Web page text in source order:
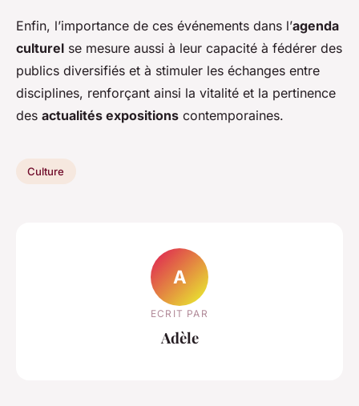
Enfin, l’importance de ces événements dans l’agenda
culturel se mesure aussi à leur capacité à fédérer des
publics diversifiés et à stimuler les échanges entre
disciplines, renforçant ainsi la vitalité et la pertinence
des actualités expositions contemporaines.
Culture
A
ECRIT PAR
Adèle